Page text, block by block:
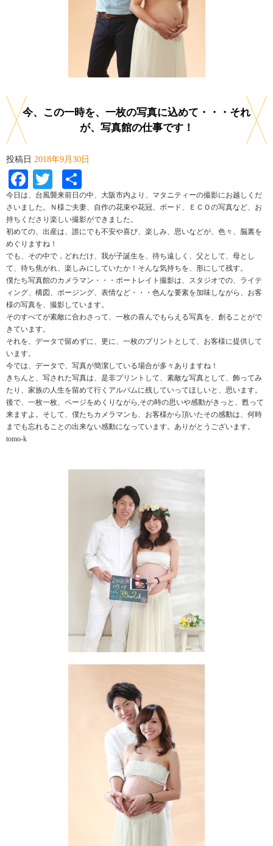
今、この一時を、一枚の写真に込めて・・・それ
が、写真館の仕事です！
投稿日 2018年9月30日
Facebook
Twitter
有
今日は、台風襲来前日の中、大阪市内より、マタニティーの撮影にお越しくだ
さいました。Ｎ様ご夫妻、自作の花束や花冠、ボード、ＥＣＯの写真など、お
持ちくださり楽しい撮影ができました。
初めての、出産は、誰にでも不安や喜び、楽しみ、思いなどが、色々、脳裏を
めぐりますね！
でも、その中で，どれだけ、我が子誕生を、待ち遠しく、父として、母とし
て、待ち焦がれ、楽しみにしていたか！そんな気持ちを、形にして残す。
僕たち写真館のカメラマン・・・ポートレイト撮影は、スタジオでの、ライテ
ィング、構図、ポージング、表情など・・・色んな要素を加味しながら、お客
様の写真を、撮影しています。
そのすべてが素敵に合わさって、一枚の喜んでもらえる写真を、創ることがで
きています。
それを、データで留めずに、更に、一枚のプリントとして、お客様に提供して
います。
今では、データで、写真が簡潔している場合が多々ありますね！
きちんと、写された写真は、是非プリントして、素敵な写真として、飾ってみ
たり、家族の人生を留めて行くアルバムに残していってほしいと、思います。
後で、一枚一枚、ページをめくりながら,その時の思いや感動がきっと、甦って
来ますよ。そして、僕たちカメラマンも、お客様から頂いたその感動は、何時
までも忘れることの出来ない感動になっています。ありがとうございます。
tomo-k